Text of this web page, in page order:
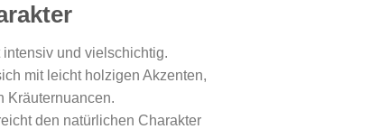
intensiv und vielschichtig.
mit leicht holzigen Akzenten,
Kräuternuancen.
den natürlichen Charakter